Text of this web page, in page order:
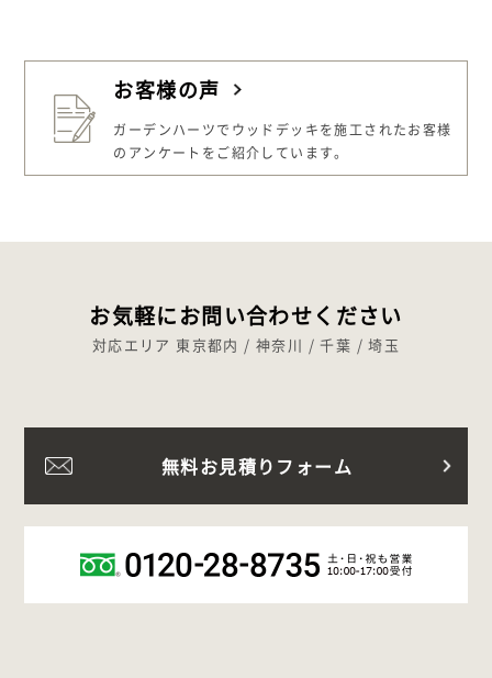
お客様の声
ガーデンハーツでウッドデッキを施工されたお客様
のアンケートをご紹介しています。
お気軽にお問い合わせください
対応エリア 東京都内 / 神奈川 / 千葉 / 埼玉
無料お見積りフォーム